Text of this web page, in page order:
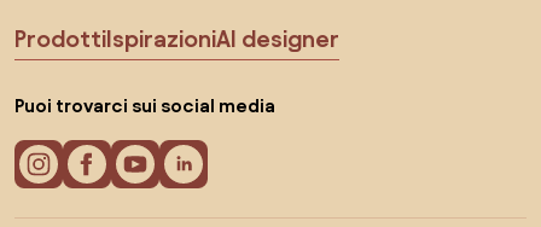
ProdottiIspirazioniAI designer
Puoi trovarci sui social media